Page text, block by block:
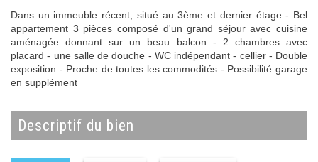
Dans un immeuble récent, situé au 3ème et dernier étage - Bel
appartement 3 pièces composé d'un grand séjour avec cuisine
aménagée donnant sur un beau balcon - 2 chambres avec
placard - une salle de douche - WC indépendant - cellier - Double
exposition - Proche de toutes les commodités - Possibilité garage
en supplément
descriptif du bien